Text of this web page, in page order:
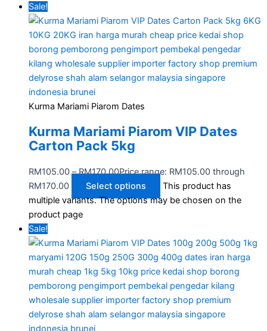
Sale!
Kurma Mariami Piarom Dates
Kurma Mariami Piarom VIP Dates
Carton Pack 5kg
RM105.00 – RM170.00Price range: RM105.00 through
RM170.00
Select options
This product has
multiple variants. The options may be chosen on the
product page
Sale!